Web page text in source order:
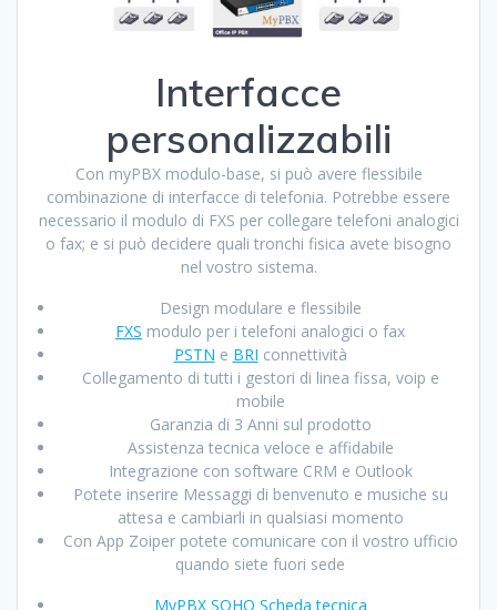
Interfacce
personalizzabili
Con myPBX modulo-base, si può avere flessibile
combinazione di interfacce di telefonia. Potrebbe essere
necessario il modulo di FXS per collegare telefoni analogici
o fax; e si può decidere quali tronchi fisica avete bisogno
nel vostro sistema.
Design modulare e flessibile
FXS modulo per i telefoni analogici o fax
PSTN e BRI connettività
Collegamento di tutti i gestori di linea fissa, voip e
mobile
Garanzia di 3 Anni sul prodotto
Assistenza tecnica veloce e affidabile
Integrazione con software CRM e Outlook
Potete inserire Messaggi di benvenuto e musiche su
attesa e cambiarli in qualsiasi momento
Con App Zoiper potete comunicare con il vostro ufficio
quando siete fuori sede
MyPBX SOHO Scheda tecnica